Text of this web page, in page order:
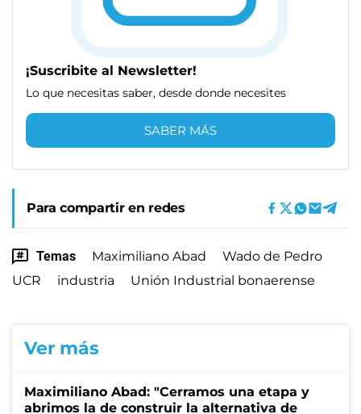
¡Suscribite al Newsletter!
Lo que necesitas saber, desde donde necesites
SABER MÁS
Para compartir en redes
Temas Maximiliano Abad
Wado de Pedro
UCR
industria Unión Industrial bonaerense
Ver más
Maximiliano Abad: "Cerramos una etapa y
abrimos la de construir la alternativa de